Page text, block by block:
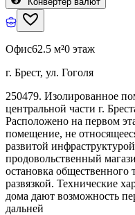
Офис62.5 м²0 этаж
г. Брест, ул. Гоголя
250479. Изолированное
центральной части г.
Расположено на первом
помещение, не
развитой
продовольственный
остановка общественного
развязкой. Технические
дома дают возможность
дальней